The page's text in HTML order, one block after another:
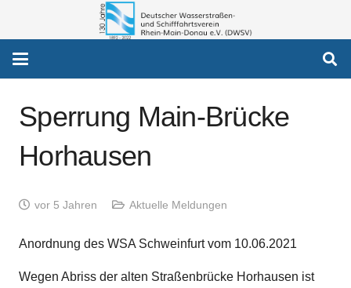
Sperrung Main-Brücke
Horhausen
vor 5 Jahren Aktuelle Meldungen
Anordnung des WSA Schweinfurt vom 10.06.2021
Wegen Abriss der alten Straßenbrücke Horhausen ist